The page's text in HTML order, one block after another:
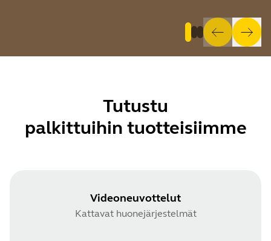
Tutustu
palkittuihin tuotteisiimme
Videoneuvottelut
Kattavat huonejärjestelmät